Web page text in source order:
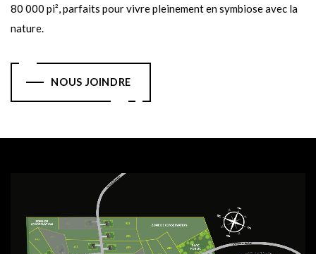
80 000 pi², parfaits pour vivre pleinement en symbiose avec la
nature.
NOUS JOINDRE